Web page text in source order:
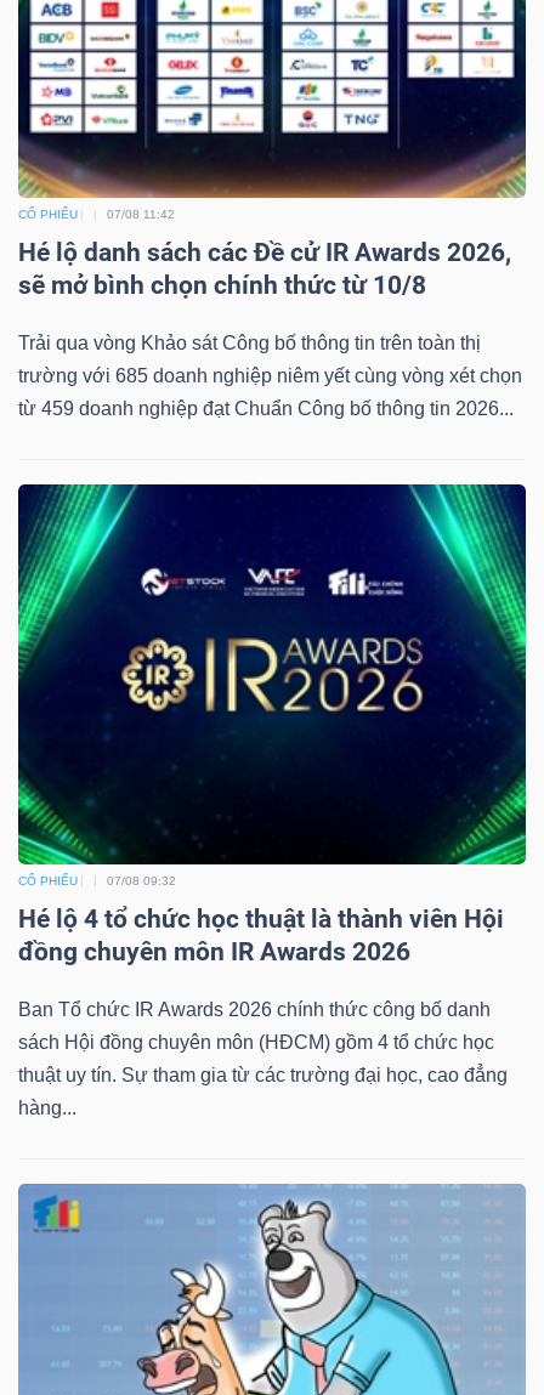
CỔ PHIẾU 07/08 11:42
Hé lộ danh sách các Đề cử IR Awards 2026,
sẽ mở bình chọn chính thức từ 10/8
Trải qua vòng Khảo sát Công bố thông tin trên toàn thị
trường với 685 doanh nghiệp niêm yết cùng vòng xét chọn
từ 459 doanh nghiệp đạt Chuẩn Công bố thông tin 2026...
CỔ PHIẾU 07/08 09:32
Hé lộ 4 tổ chức học thuật là thành viên Hội
đồng chuyên môn IR Awards 2026
Ban Tổ chức IR Awards 2026 chính thức công bố danh
sách Hội đồng chuyên môn (HĐCM) gồm 4 tổ chức học
thuật uy tín. Sự tham gia từ các trường đại học, cao đẳng
hàng...